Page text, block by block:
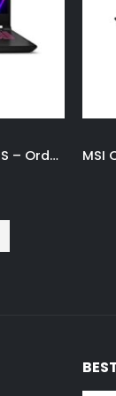
MSI Katana 15 B13VFK-031XES – Ordenador portátil Gaming 15.6″ FHD (1920×1080), 144Hz (i7-13620H, 16GB RAM, 1TB SSD, RTX 4060 8GB, Free Dos) Black – Teclado QWERTY español